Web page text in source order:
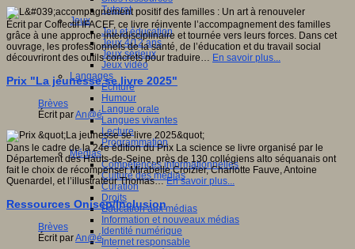
Tutorat
Jeux
Jeu et éducation
Jeux 4/12 ans
Jeux sérieux
Jeux vidéo
Langages
Ecriture
Humour
Langue orale
Langues vivantes
Lecture
Programmation
Médias
Compétences informationnelles
Culture des médias
Curation
Droits
Education aux médias
Information et nouveaux médias
Identité numérique
Internet responsable
Écrit par Collectif IFACEF, ce livre réinvente l’accompagnement des familles
grâce à une approche interdisciplinaire et tournée vers leurs forces. Dans cet
ouvrage, les professionnels de la santé, de l’éducation et du travail social
découvriront des outils concrets pour traduire… En savoir plus...
Prix "La jeunesse se livre 2025"
Brèves
Écrit parAn@é
Dans le cadre de la 24e édition du Prix La science se livre organisé par le
Département des Hauts-de-Seine, près de 130 collégiens alto séquanais ont
fait le choix de récompenser Mirabelle Croizier, Charlotte Fauve, Antoine
Quenardel, et l’illustrateur Thomas…En savoir plus...
Ressources Onisep/Inclusion
Brèves
Écrit parAn@é